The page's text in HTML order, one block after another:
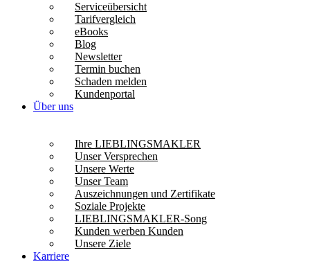
Serviceübersicht
Tarifvergleich
eBooks
Blog
Newsletter
Termin buchen
Schaden melden
Kundenportal
Über uns
Ihre LIEBLINGSMAKLER
Unser Versprechen
Unsere Werte
Unser Team
Auszeichnungen und Zertifikate
Soziale Projekte
LIEBLINGSMAKLER-Song
Kunden werben Kunden
Unsere Ziele
Karriere